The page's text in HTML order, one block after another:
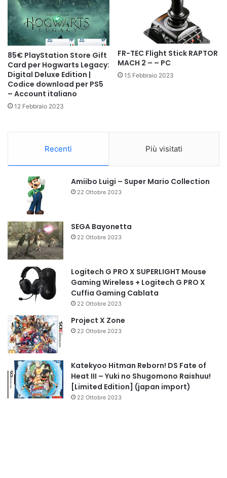
85€ PlayStation Store Gift
Card per Hogwarts Legacy:
Digital Deluxe Edition |
Codice download per PS5
– Account italiano
12 Febbraio 2023
FR-TEC Flight Stick RAPTOR
MACH 2 – – PC
15 Febbraio 2023
Recenti Più visitati
Amiibo Luigi – Super Mario Collection
22 Ottobre 2023
SEGA Bayonetta
22 Ottobre 2023
Logitech G PRO X SUPERLIGHT Mouse
Gaming Wireless + Logitech G PRO X
Cuffia Gaming Cablata
22 Ottobre 2023
Project X Zone
22 Ottobre 2023
Katekyoo Hitman Reborn! DS Fate of
Heat III – Yuki no Shugomono Raishuu!
[Limited Edition] (japan import)
22 Ottobre 2023